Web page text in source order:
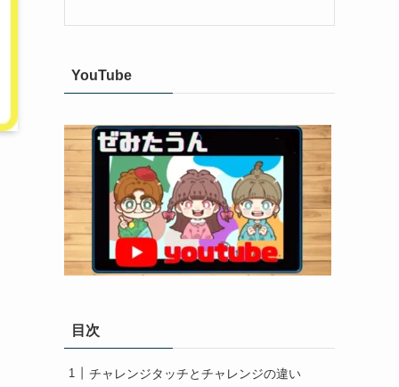
YouTube
目次
チャレンジタッチとチャレンジの違い